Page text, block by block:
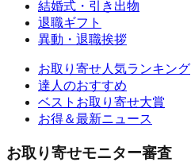
結婚式・引き出物
退職ギフト
異動・退職挨拶
お取り寄せ人気ランキング
達人のおすすめ
ベストお取り寄せ大賞
お得＆最新ニュース
お取り寄せモニター審査